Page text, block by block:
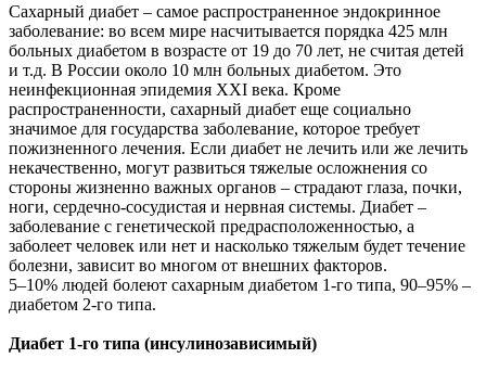
Сахарный диабет – самое распространенное эндокринное
заболевание: во всем мире насчитывается порядка 425 млн
больных диабетом в возрасте от 19 до 70 лет, не считая детей
и т.д. В России около 10 млн больных диабетом. Это
неинфекционная эпидемия XXI века. Кроме
распространенности, сахарный диабет еще социально
значимое для государства заболевание, которое требует
пожизненного лечения. Если диабет не лечить или же лечить
некачественно, могут развиться тяжелые осложнения со
стороны жизненно важных органов – страдают глаза, почки,
ноги, сердечно-сосудистая и нервная системы. Диабет –
заболевание с генетической предрасположенностью, а
заболеет человек или нет и насколько тяжелым будет течение
болезни, зависит во многом от внешних факторов.
5–10% людей болеют сахарным диабетом 1-го типа, 90–95% –
диабетом 2-го типа.
Диабет 1-го типа (инсулинозависимый)